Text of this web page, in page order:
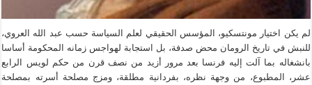
لم يكن اختيار مونتسكيو، المؤسس الحقيقي لعلم السياسة حسب عبد الله العروي،
للنبش في تاريخ الرومان محض صدفة، بل استجابة لهواجس زمانه المحكومة أساسا
بانشغاله بما آلت إليه فرنسا بعد مرور أزيد من نصف قرن من حكم لويس الرابع
عشر، المطبوع، من وجهة نظره، بفردانية مطلقة، ومزج مصلحة أسرته بمصلحة